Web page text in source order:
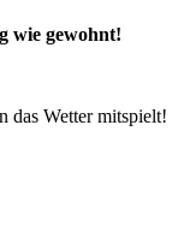
wie gewohnt!
das Wetter mitspielt!